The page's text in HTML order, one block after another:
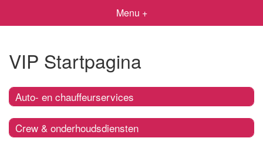
Menu +
VIP Startpagina
Auto- en chauffeurservices
Crew & onderhoudsdiensten